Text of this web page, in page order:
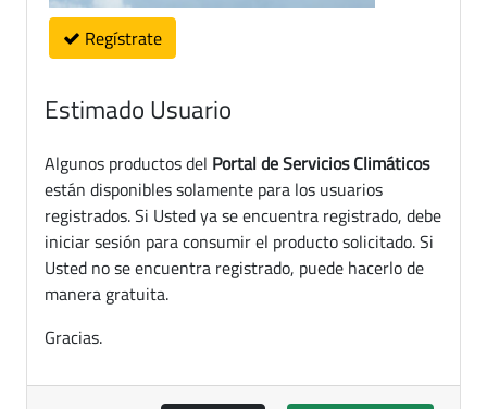
Regístrate
Estimado Usuario
Algunos productos del Portal de Servicios Climáticos
están disponibles solamente para los usuarios
registrados. Si Usted ya se encuentra registrado, debe
iniciar sesión para consumir el producto solicitado. Si
Usted no se encuentra registrado, puede hacerlo de
manera gratuita.
Gracias.